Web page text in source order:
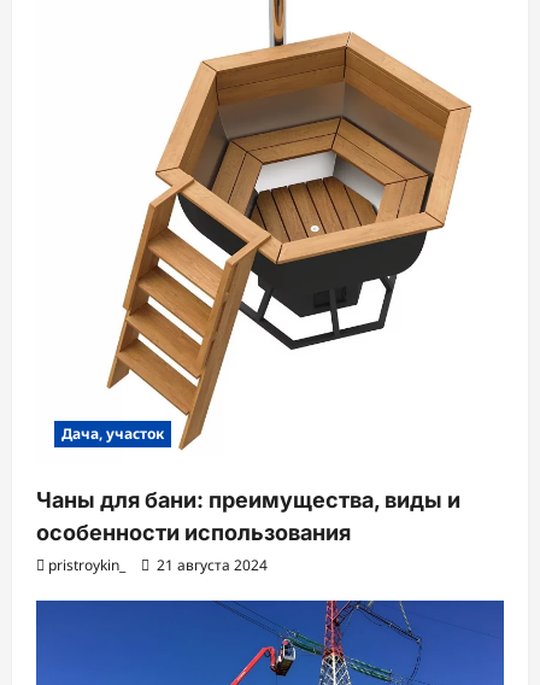
Дача, участок
Чаны для бани: преимущества, виды и
особенности использования
pristroykin_ 21 августа 2024